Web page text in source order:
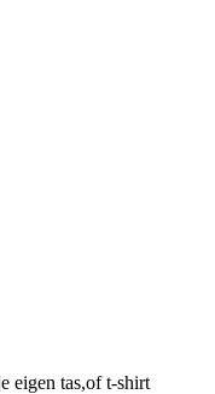
eigen tas,of t-shirt